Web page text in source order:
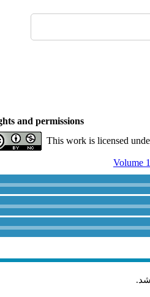
and permissions
This work is licensed
Volume
.